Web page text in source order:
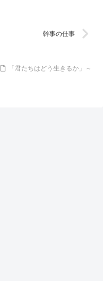
幹事の仕事
「君たちはどう生きるか」～